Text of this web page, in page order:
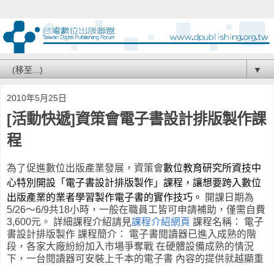
▼
2010年5月25日
[活動快遞]資策會電子書設計排版製作課
程
為了促進數位出版產業發展，資策會數位教育研究所資技中
心特別開設「電子書設計排版製作」課程，讓想要跨入數位
出版產業的業者學習製作電子書的實作技巧。
開課日期為
5/26～6/9共18小時，一般在職員工皆可申請補助，僅需自費
3,600元。 詳細課程介紹請見課程介紹網頁 課程名稱： 電子
書設計排版製作 課程簡介： 電子書閱讀器已進入成熟的階
段，各家大廠紛紛加入市場爭奪戰 在硬體設備成熟的情況
下，一台閱讀器可安裝上千本的電子書 內容的提供就越顯重